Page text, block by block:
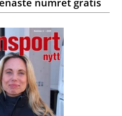
numret gratis